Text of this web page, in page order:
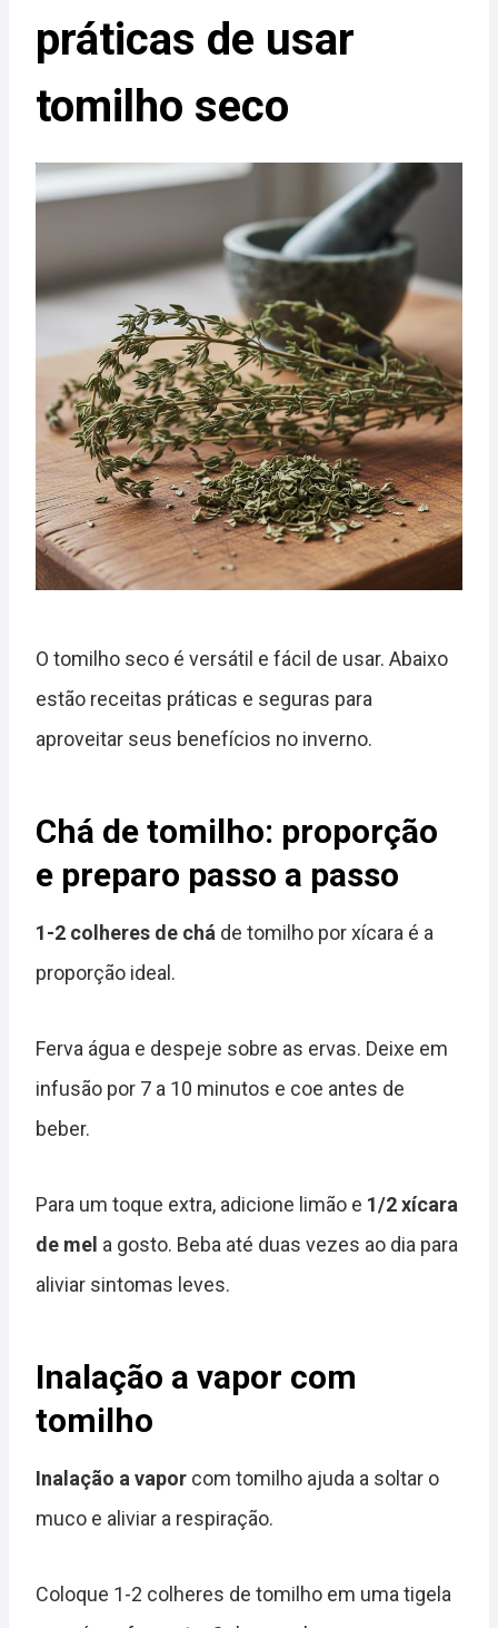
práticas de usar
tomilho seco
O tomilho seco é versátil e fácil de usar. Abaixo
estão receitas práticas e seguras para
aproveitar seus benefícios no inverno.
Chá de tomilho: proporção
e preparo passo a passo
1-2 colheres de chá de tomilho por xícara é a
proporção ideal.
Ferva água e despeje sobre as ervas. Deixe em
infusão por 7 a 10 minutos e coe antes de
beber.
Para um toque extra, adicione limão e 1/2 xícara
de mel a gosto. Beba até duas vezes ao dia para
aliviar sintomas leves.
Inalação a vapor com
tomilho
Inalação a vapor com tomilho ajuda a soltar o
muco e aliviar a respiração.
Coloque 1-2 colheres de tomilho em uma tigela